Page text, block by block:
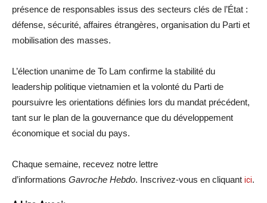
présence de responsables issus des secteurs clés de l’État :
défense, sécurité, affaires étrangères, organisation du Parti et
mobilisation des masses.
L’élection unanime de To Lam confirme la stabilité du
leadership politique vietnamien et la volonté du Parti de
poursuivre les orientations définies lors du mandat précédent,
tant sur le plan de la gouvernance que du développement
économique et social du pays.
Chaque semaine, recevez notre lettre
d’informations Gavroche Hebdo. Inscrivez-vous en cliquant ici.